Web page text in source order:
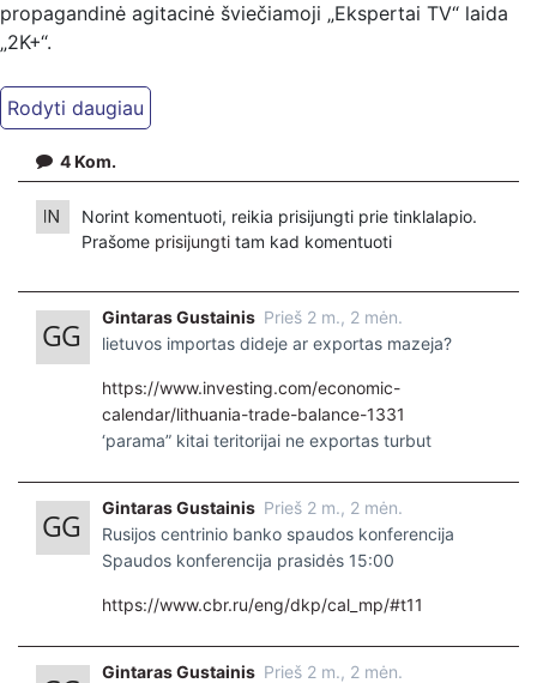
propagandinė agitacinė šviečiamoji „Ekspertai TV“ laida
„2K+“.
Kiti mūsų kanalai:
Ekspertai.eu Telegram'e – https://t.me/ekspertaiTelegram
https://www.ekspertai.eu
Mūsų veikla galima tik dėka skaitytojų ir žiūrovų, mus
https://www.paypal.com/paypalme/Ekspertaieu?
locale.x=en_US
4Kom.
Norint komentuoti, reikia prisijungti prie tinklalapio.
Prašome prisijungti tam kad komentuoti
Gintaras Gustainis Prieš 2 m., 2 mėn.
lietuvos importas dideje ar exportas mazeja?
https://www.investing.com/economic-
calendar/lithuania-trade-balance-1331
‘parama” kitai teritorijai ne exportas turbut
Gintaras Gustainis Prieš 2 m., 2 mėn.
Rusijos centrinio banko spaudos konferencija
Spaudos konferencija prasidės 15:00
https://www.cbr.ru/eng/dkp/cal_mp/#t11
Gintaras Gustainis Prieš 2 m., 2 mėn.